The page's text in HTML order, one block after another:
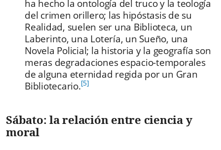
ha hecho la ontología del truco y la teología
del crimen orillero; las hipóstasis de su
Realidad, suelen ser una Biblioteca, un
Laberinto, una Lotería, un Sueño, una
Novela Policial; la historia y la geografía son
meras degradaciones espacio-temporales
de alguna eternidad regida por un Gran
Bibliotecario.[5]
Sábato: la relación entre ciencia y
moral